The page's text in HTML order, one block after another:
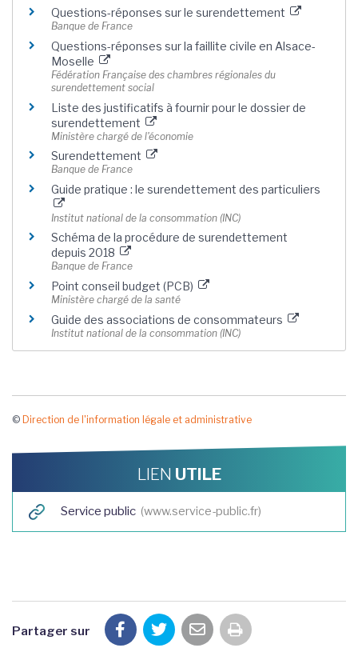
Questions-réponses sur le surendettement
Banque de France
Questions-réponses sur la faillite civile en Alsace-
Moselle
Fédération Française des chambres régionales du
surendettement social
Liste des justificatifs à fournir pour le dossier de
surendettement
Ministère chargé de l'économie
Surendettement
Banque de France
Guide pratique : le surendettement des particuliers
Institut national de la consommation (INC)
Schéma de la procédure de surendettement
depuis 2018
Banque de France
Point conseil budget (PCB)
Ministère chargé de la santé
Guide des associations de consommateurs
Institut national de la consommation (INC)
© Direction de l'information légale et administrative
LIEN UTILE
Service public www.service-public.fr
Partager sur Imprimer la